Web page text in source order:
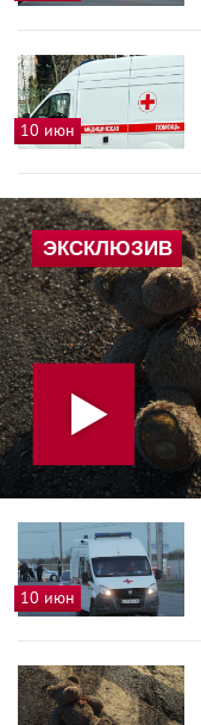
10 июн
10 июн